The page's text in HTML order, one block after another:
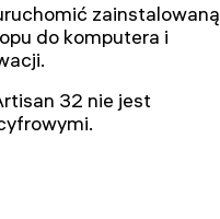
zainstalowaną
do komputera i
32 nie jest